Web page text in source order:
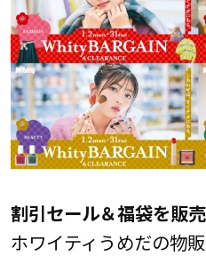
割引セール＆福袋を販売
ホワイティうめだの物